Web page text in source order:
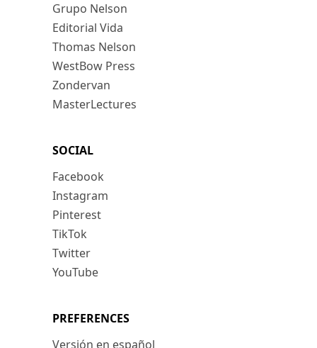
Grupo Nelson
Editorial Vida
Thomas Nelson
WestBow Press
Zondervan
MasterLectures
SOCIAL
Facebook
Instagram
Pinterest
TikTok
Twitter
YouTube
PREFERENCES
Versión en español